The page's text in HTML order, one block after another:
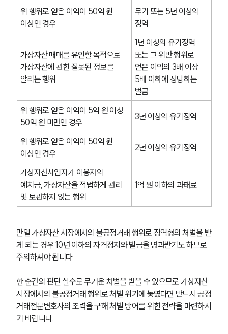
위 행위로 얻은 이익이 50억 원
이상인 경우
무기 또는 5년 이상의
징역
가상자산 매매를 유인할 목적으로
가상자산에 관한 잘못된 정보를
알리는 행위
1년 이상의 유기징역
또는 그 위반 행위로
얻은 이익의 3배 이상
5배 이하에 상당하는
벌금
위 행위로 얻은 이익이 5억 원 이상
50억 원 미만인 경우
3년 이상의 유기징역
위 행위로 얻은 이익이 50억 원
이상인 경우
2년 이상의 유기징역
가상자산사업자가 이용자의
예치금, 가상자산을 적법하게 관리
및 보관하지 않는 행위
1억 원 이하의 과태료
만일 가상자산 시장에서의 불공정거래 행위로 징역형의 처벌을 받
게 되는 경우 10년 이하의 자격정지와 벌금을 병과받기도 하므로
주의하셔야 됩니다.
한 순간의 판단 실수로 무거운 처벌을 받을 수 있으므로 가상자산
시장에서의 불공정거래 행위로 처벌 위기에 놓였다면 반드시 공정
거래전문변호사의 조력을 구해 처벌 방어를 위한 전략을 마련하시
기 바랍니다.